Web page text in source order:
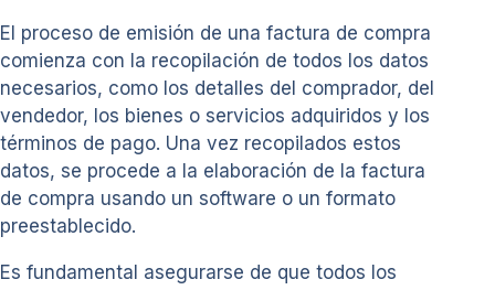
El proceso de emisión de una factura de compra
comienza con la recopilación de todos los datos
necesarios, como los detalles del comprador, del
vendedor, los bienes o servicios adquiridos y los
términos de pago. Una vez recopilados estos
datos, se procede a la elaboración de la factura
de compra usando un software o un formato
preestablecido.
Es fundamental asegurarse de que todos los